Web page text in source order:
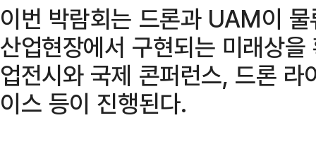
이번 박람회는 드론과 UAM이 물
산업현장에서 구현되는 미래상
업전시와 국제 콘퍼런스, 드론
이스 등이 진행된다.